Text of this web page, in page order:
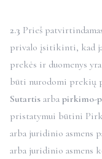
2.3 Prieš
privalo įsitikinti, kad
prekės ir duomenys
būti nurodomi prekių
Sutartis arba pirkimo-
pristatymui būtini
arba juridinio asmens
arba juridinio asmens